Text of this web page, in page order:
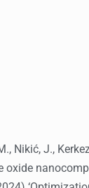
Nikić, J.,
oxide